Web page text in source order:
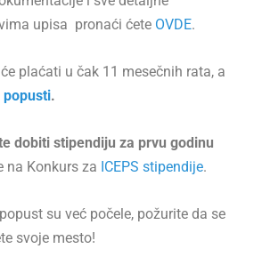
upisa pronaći ćete OVDE.
plaćati u čak 11 mesečnih rata, a
popusti.
dobiti stipendiju za prvu godinu
na Konkurs za ICEPS stipendije.
su već počele, požurite da se
svoje mesto!